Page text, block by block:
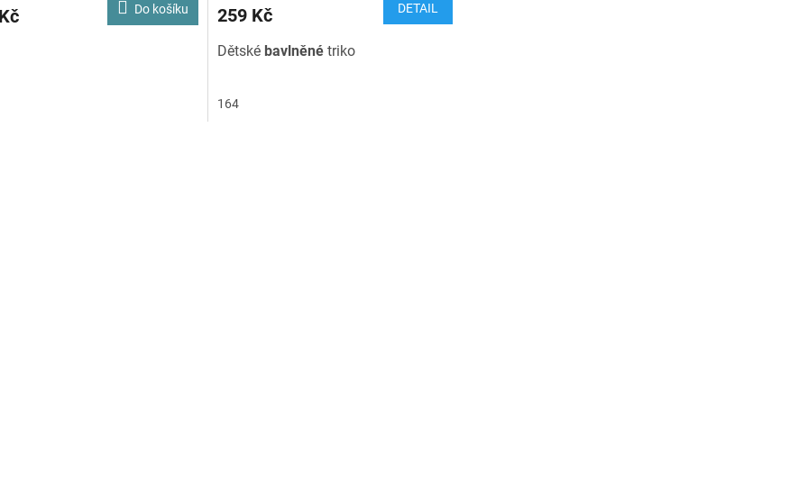
Do košíku 259 Kč DETAIL
Dětské bavlněné triko
164